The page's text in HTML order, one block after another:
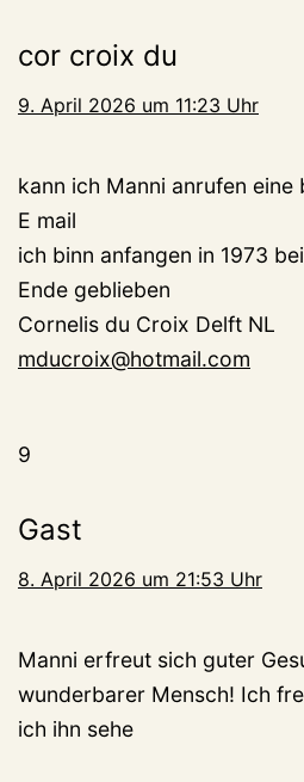
cor croix du
9. April 2026 um 11:23 Uhr
kann ich Manni anrufen
E mail
ich binn anfangen in 1973
Ende geblieben
Cornelis du Croix Delft NL
mducroix@hotmail.com
9
Gast
8. April 2026 um 21:53 Uhr
Manni erfreut sich guter
wunderbarer Mensch! Ich
ich ihn sehe